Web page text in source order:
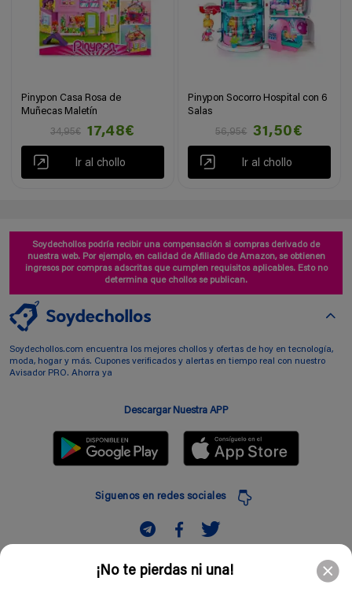
¡No te pierdas ni una!
Pinypon Casa Rosa de
Muñecas Maletín
34,95€
17,48€
Ir al chollo
Pinypon Socorro Hospital con 6
Salas
56,95€
31,50€
Ir al chollo
Soydechollos podría recibir una compensación si compras derivado de
nuestra web. Por ejemplo, en calidad de Afiliado de Amazon, se obtienen
ingresos por compras adscritas que cumplen requisitos aplicables. Esto no
determina que chollos se publican.
Soydechollos.com encuentra los mejores chollos y ofertas de hoy en tecnología,
moda, hogar y más. Cupones verificados y alertas en tiempo real con nuestro
Avisador PRO. Ahorra ya
Descargar Nuestra APP
Siguenos en redes sociales
Suscribir